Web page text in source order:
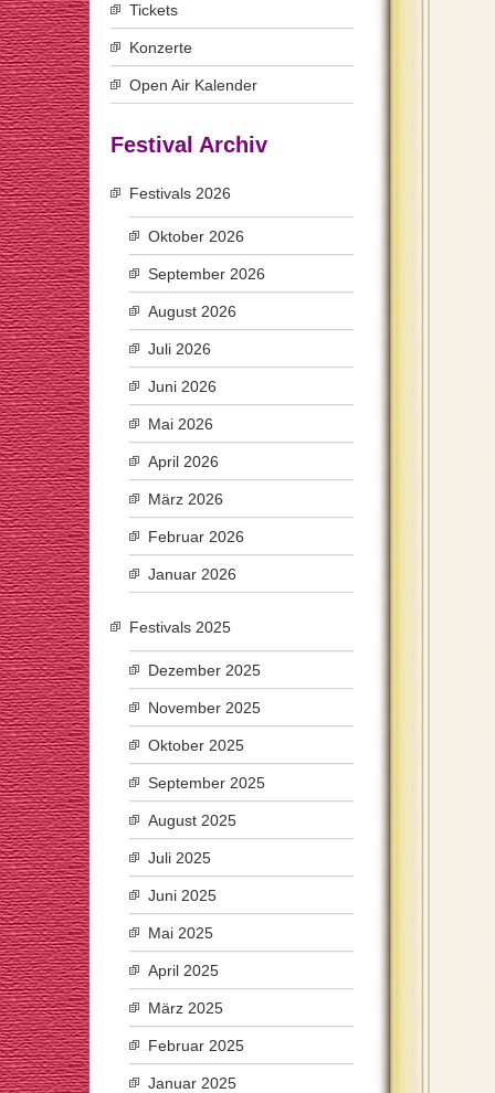
Tickets
Konzerte
Open Air Kalender
Festival Archiv
Festivals 2026
Oktober 2026
September 2026
August 2026
Juli 2026
Juni 2026
Mai 2026
April 2026
März 2026
Februar 2026
Januar 2026
Festivals 2025
Dezember 2025
November 2025
Oktober 2025
September 2025
August 2025
Juli 2025
Juni 2025
Mai 2025
April 2025
März 2025
Februar 2025
Januar 2025